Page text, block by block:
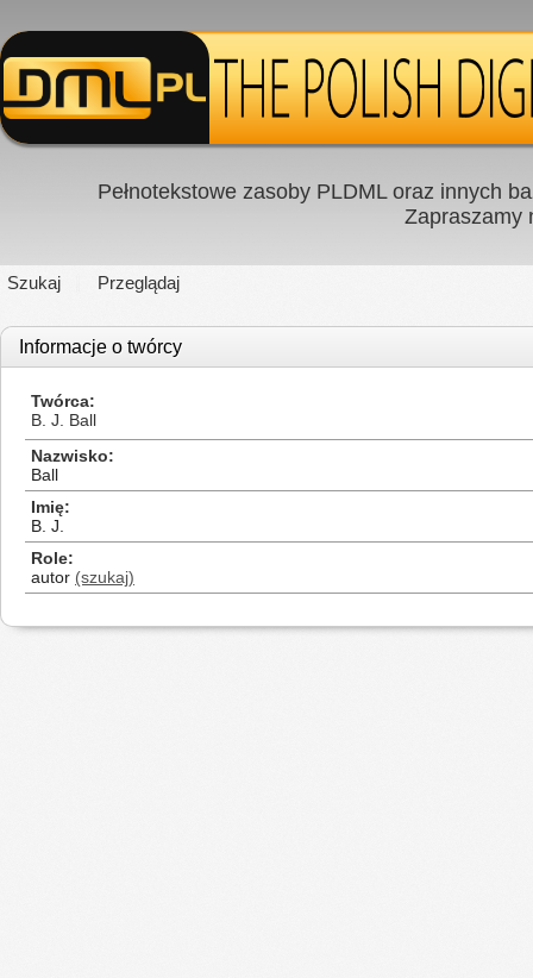
Pełnotekstowe zasoby PLDML oraz innych
Zapraszamy
Szukaj Przeglądaj
Informacje o twórcy
Twórca
B. J. Ball
Nazwisko
Ball
Imię
B. J.
Role
autor (szukaj)